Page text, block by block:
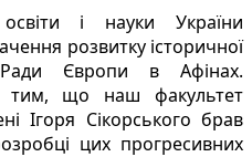
освіти і науки України
розвитку історичної
Європи в Афінах.
тим, що наш факультет
Ігоря Сікорського брав
цих прогресивних